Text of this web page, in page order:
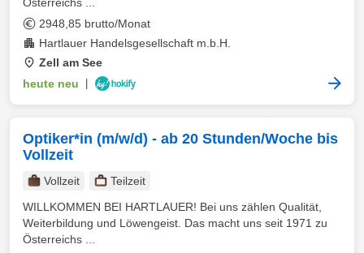
2948,85 brutto/Monat
Hartlauer Handelsgesellschaft m.b.H.
Zell am See
heute neu
Optiker*in (m/w/d) - ab 20 Stunden/Woche bis
Vollzeit
Vollzeit
Teilzeit
WILLKOMMEN BEI HARTLAUER! Bei uns zählen Qualität,
Weiterbildung und Löwengeist. Das macht uns seit 1971 zu
Österreichs ...